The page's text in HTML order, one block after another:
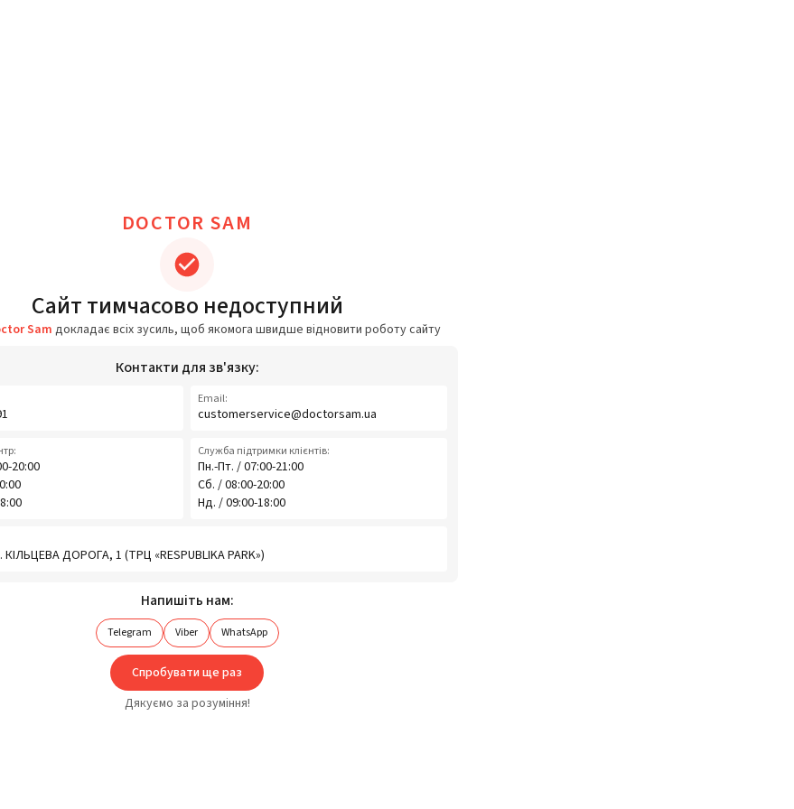
DOCTOR SAM
Сайт тимчасово недоступний
Samдокладає всіх зусиль, щоб якомога швидше відновити роботу сайту
Контакти для зв'язку:
Email:
customerservice@doctorsam.ua
20:00
Служба підтримки клієнтів:
Пн.-Пт. / 07:00-21:00
Сб. / 08:00-20:00
Нд. / 09:00-18:00
КІЛЬЦЕВА ДОРОГА, 1 (ТРЦ «RESPUBLIKA PARK»)
Напишіть нам:
Telegram Viber WhatsApp
Спробувати ще раз
Дякуємо за розуміння!